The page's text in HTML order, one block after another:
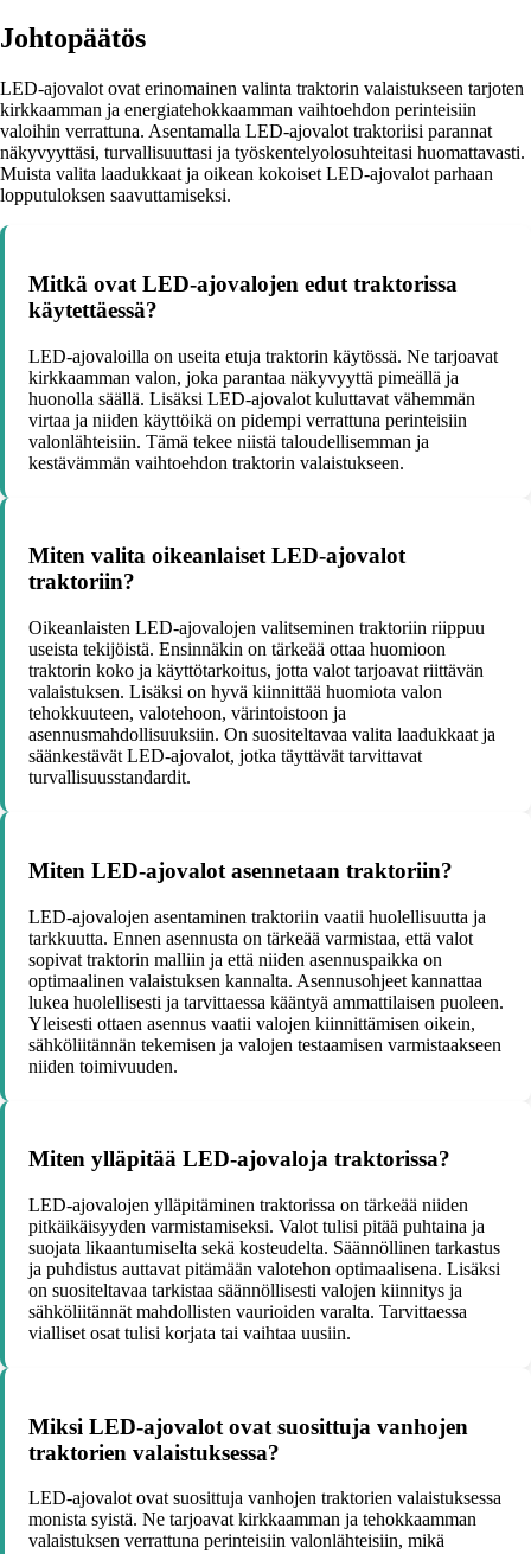
Johtopäätös
LED-ajovalot ovat erinomainen valinta traktorin valaistukseen tarjoten
kirkkaamman ja energiatehokkaamman vaihtoehdon perinteisiin
valoihin verrattuna. Asentamalla LED-ajovalot traktoriisi parannat
näkyvyyttäsi, turvallisuuttasi ja työskentelyolosuhteitasi huomattavasti.
Muista valita laadukkaat ja oikean kokoiset LED-ajovalot parhaan
lopputuloksen saavuttamiseksi.
Mitkä ovat LED-ajovalojen edut traktorissa
käytettäessä?
LED-ajovaloilla on useita etuja traktorin käytössä. Ne tarjoavat
kirkkaamman valon, joka parantaa näkyvyyttä pimeällä ja
huonolla säällä. Lisäksi LED-ajovalot kuluttavat vähemmän
virtaa ja niiden käyttöikä on pidempi verrattuna perinteisiin
valonlähteisiin. Tämä tekee niistä taloudellisemman ja
kestävämmän vaihtoehdon traktorin valaistukseen.
Miten valita oikeanlaiset LED-ajovalot
traktoriin?
Oikeanlaisten LED-ajovalojen valitseminen traktoriin riippuu
useista tekijöistä. Ensinnäkin on tärkeää ottaa huomioon
traktorin koko ja käyttötarkoitus, jotta valot tarjoavat riittävän
valaistuksen. Lisäksi on hyvä kiinnittää huomiota valon
tehokkuuteen, valotehoon, värintoistoon ja
asennusmahdollisuuksiin. On suositeltavaa valita laadukkaat ja
säänkestävät LED-ajovalot, jotka täyttävät tarvittavat
turvallisuusstandardit.
Miten LED-ajovalot asennetaan traktoriin?
LED-ajovalojen asentaminen traktoriin vaatii huolellisuutta ja
tarkkuutta. Ennen asennusta on tärkeää varmistaa, että valot
sopivat traktorin malliin ja että niiden asennuspaikka on
optimaalinen valaistuksen kannalta. Asennusohjeet kannattaa
lukea huolellisesti ja tarvittaessa kääntyä ammattilaisen puoleen.
Yleisesti ottaen asennus vaatii valojen kiinnittämisen oikein,
sähköliitännän tekemisen ja valojen testaamisen varmistaakseen
niiden toimivuuden.
Miten ylläpitää LED-ajovaloja traktorissa?
LED-ajovalojen ylläpitäminen traktorissa on tärkeää niiden
pitkäikäisyyden varmistamiseksi. Valot tulisi pitää puhtaina ja
suojata likaantumiselta sekä kosteudelta. Säännöllinen tarkastus
ja puhdistus auttavat pitämään valotehon optimaalisena. Lisäksi
on suositeltavaa tarkistaa säännöllisesti valojen kiinnitys ja
sähköliitännät mahdollisten vaurioiden varalta. Tarvittaessa
vialliset osat tulisi korjata tai vaihtaa uusiin.
Miksi LED-ajovalot ovat suosittuja vanhojen
traktorien valaistuksessa?
LED-ajovalot ovat suosittuja vanhojen traktorien valaistuksessa
monista syistä. Ne tarjoavat kirkkaamman ja tehokkaamman
valaistuksen verrattuna perinteisiin valonlähteisiin, mikä